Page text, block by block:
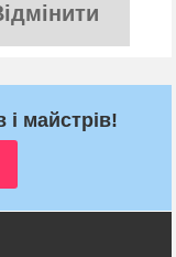
і майстрів!